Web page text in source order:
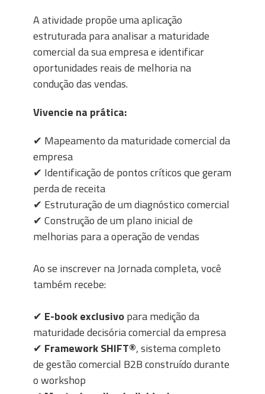
A atividade propõe uma aplicação
estruturada para analisar a maturidade
comercial da sua empresa e identificar
oportunidades reais de melhoria na
condução das vendas.
Vivencie na prática:
✔ Mapeamento da maturidade comercial da
empresa
✔ Identificação de pontos críticos que geram
perda de receita
✔ Estruturação de um diagnóstico comercial
✔ Construção de um plano inicial de
melhorias para a operação de vendas
Ao se inscrever na Jornada completa, você
também recebe:
✔ E-book exclusivopara medição da
maturidade decisória comercial da empresa
✔ Framework SHIFT®, sistema completo
de gestão comercial B2B construído durante
o workshop